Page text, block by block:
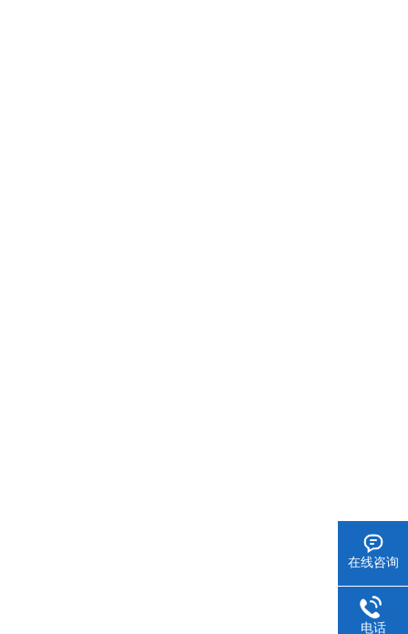
在线咨询
电话